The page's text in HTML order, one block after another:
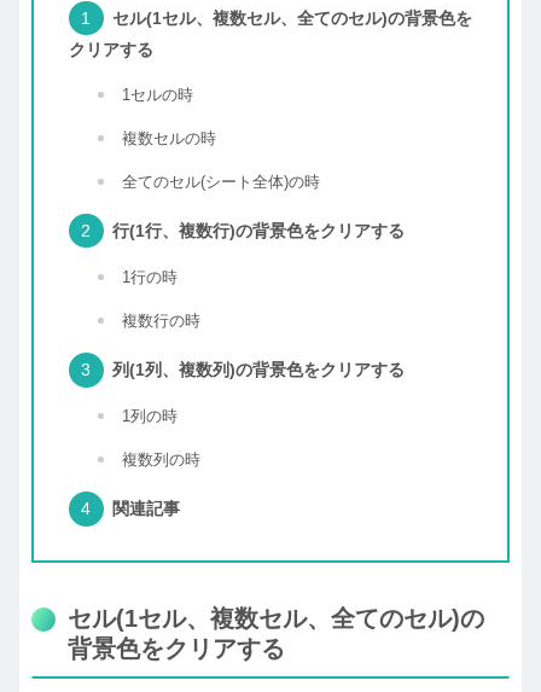
セル(1セル、複数セル、全てのセル)の背景色を
クリアする
1セルの時
複数セルの時
全てのセル(シート全体)の時
行(1行、複数行)の背景色をクリアする
1行の時
複数行の時
列(1列、複数列)の背景色をクリアする
1列の時
複数列の時
関連記事
セル(1セル、複数セル、全てのセル)の
背景色をクリアする